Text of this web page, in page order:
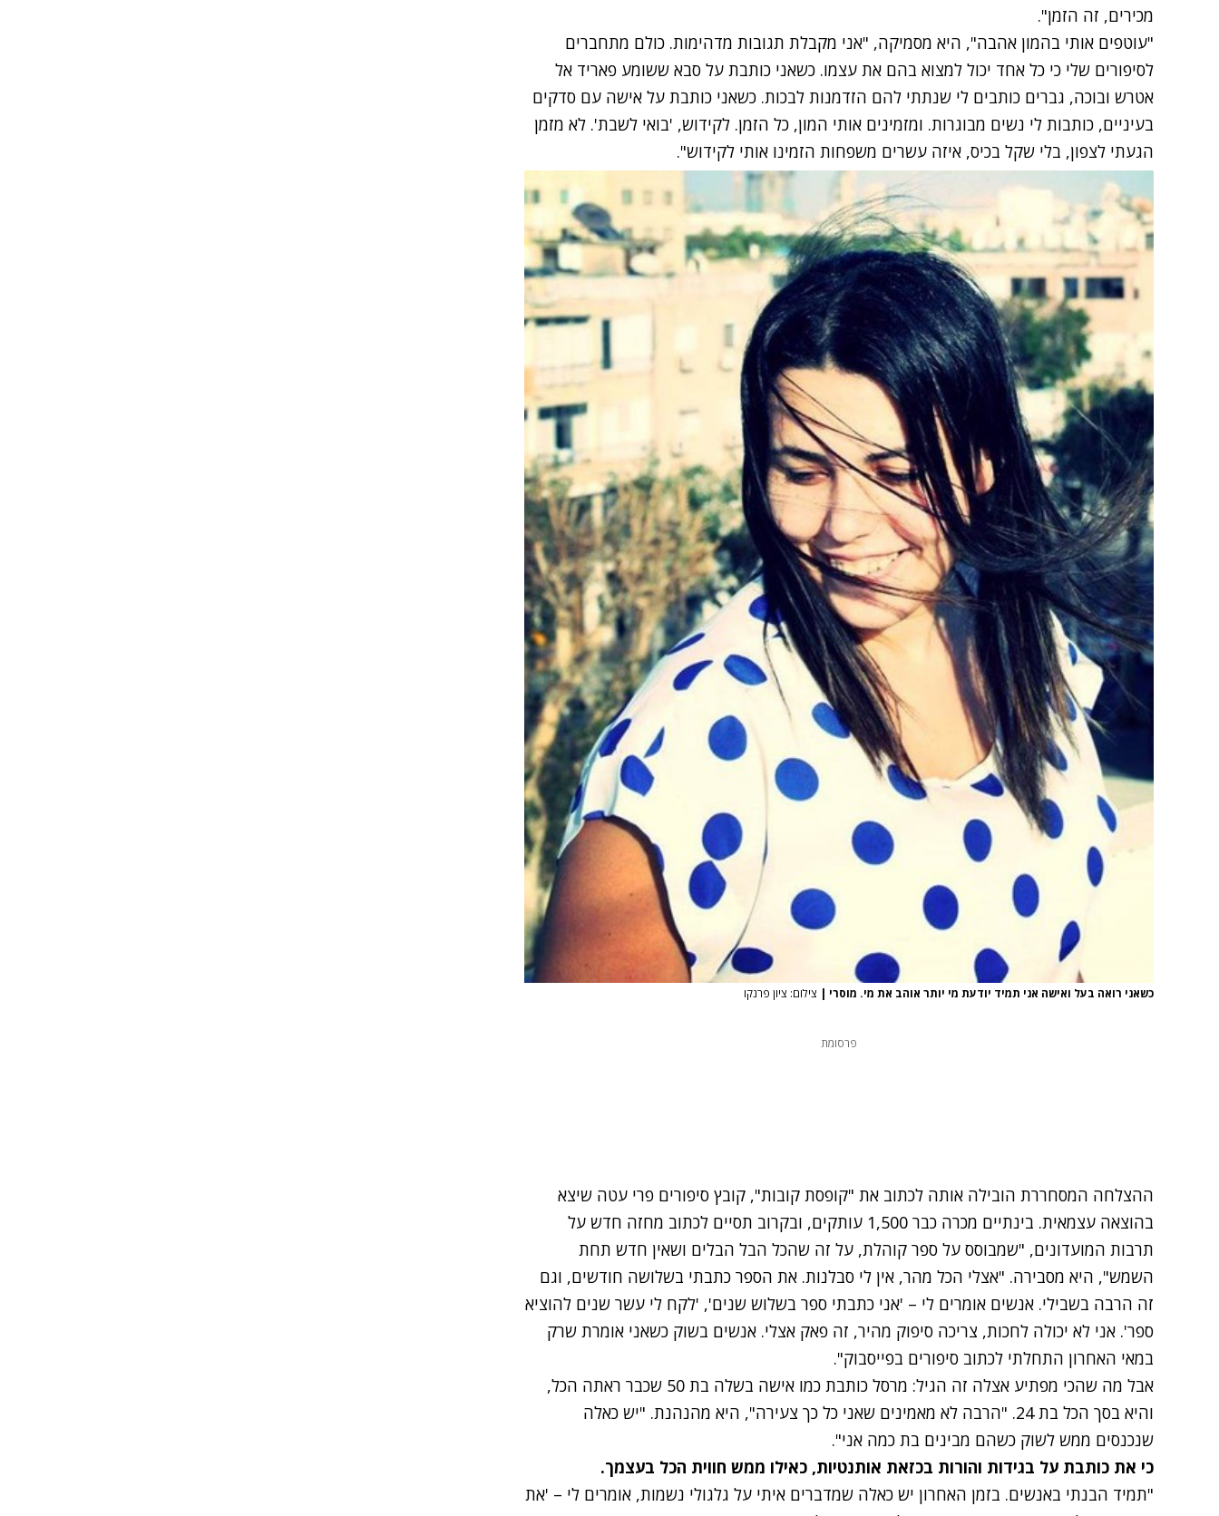
מכירים, זה הזמן".
"עוטפים אותי בהמון אהבה", היא מסמיקה, "אני מקבלת תגובות מדהימות. כולם מתחברים
לסיפורים שלי כי כל אחד יכול למצוא בהם את עצמו. כשאני כותבת על סבא ששומע פאריד אל
אטרש ובוכה, גברים כותבים לי שנתתי להם הזדמנות לבכות. כשאני כותבת על אישה עם סדקים
בעיניים, כותבות לי נשים מבוגרות. ומזמינים אותי המון, כל הזמן. לקידוש, 'בואי לשבת'. לא מזמן
הגעתי לצפון, בלי שקל בכיס, איזה עשרים משפחות הזמינו אותי לקידוש".
כשאני רואה בעל ואישה אני תמיד יודעת מי יותר אוהב את מי. מוסרי | צילום: ציון פרנקו
פרסומת
ההצלחה המסחררת הובילה אותה לכתוב את "קופסת קובות", קובץ סיפורים פרי עטה שיצא
בהוצאה עצמאית. בינתיים מכרה כבר 1,500 עותקים, ובקרוב תסיים לכתוב מחזה חדש על
תרבות המועדונים, "שמבוסס על ספר קוהלת, על זה שהכל הבל הבלים ושאין חדש תחת
השמש", היא מסבירה. "אצלי הכל מהר, אין לי סבלנות. את הספר כתבתי בשלושה חודשים, וגם
זה הרבה בשבילי. אנשים אומרים לי – 'אני כתבתי ספר בשלוש שנים', 'לקח לי עשר שנים להוציא
ספר'. אני לא יכולה לחכות, צריכה סיפוק מהיר, זה פאק אצלי. אנשים בשוק כשאני אומרת שרק
במאי האחרון התחלתי לכתוב סיפורים בפייסבוק".
אבל מה שהכי מפתיע אצלה זה הגיל: מרסל כותבת כמו אישה בשלה בת 50 שכבר ראתה הכל,
והיא בסך הכל בת 24. "הרבה לא מאמינים שאני כל כך צעירה", היא מהנהנת. "יש כאלה
שנכנסים ממש לשוק כשהם מבינים בת כמה אני".
כי את כותבת על בגידות והורות בכזאת אותנטיות, כאילו ממש חווית הכל בעצמך.
"תמיד הבנתי באנשים. בזמן האחרון יש כאלה שמדברים איתי על גלגולי נשמות, אומרים לי – 'את